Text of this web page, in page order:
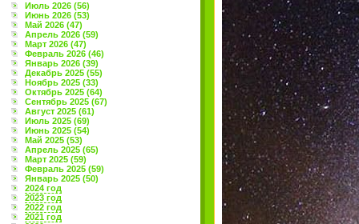
Июль 2026 (56)
Июнь 2026 (53)
Май 2026 (47)
Апрель 2026 (59)
Март 2026 (47)
Февраль 2026 (46)
Январь 2026 (39)
Декабрь 2025 (55)
Ноябрь 2025 (33)
Октябрь 2025 (64)
Сентябрь 2025 (67)
Август 2025 (61)
Июль 2025 (69)
Июнь 2025 (54)
Май 2025 (53)
Апрель 2025 (65)
Март 2025 (59)
Февраль 2025 (59)
Январь 2025 (50)
2024 год
2023 год
2022 год
2021 год